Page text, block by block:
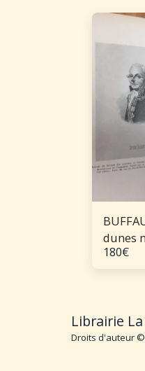
dunes
180€
Librairie
Droits d'auteur